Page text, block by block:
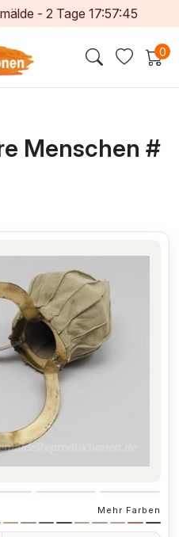
- 2 Tage 17:57:45
0
Menschen #
Mehr Farben